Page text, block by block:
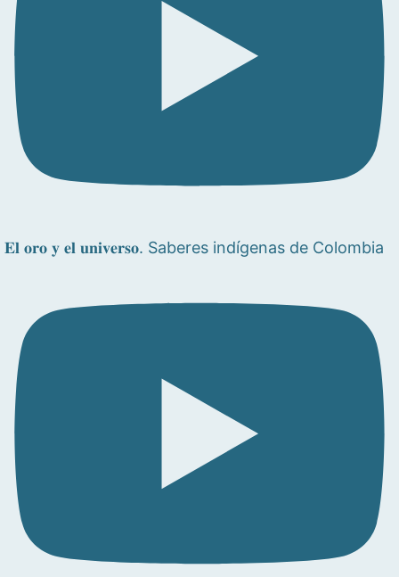
𝐄𝐥 𝐨𝐫𝐨 𝐲 𝐞𝐥 𝐮𝐧𝐢𝐯𝐞𝐫𝐬𝐨. Saberes indígenas de Colombia